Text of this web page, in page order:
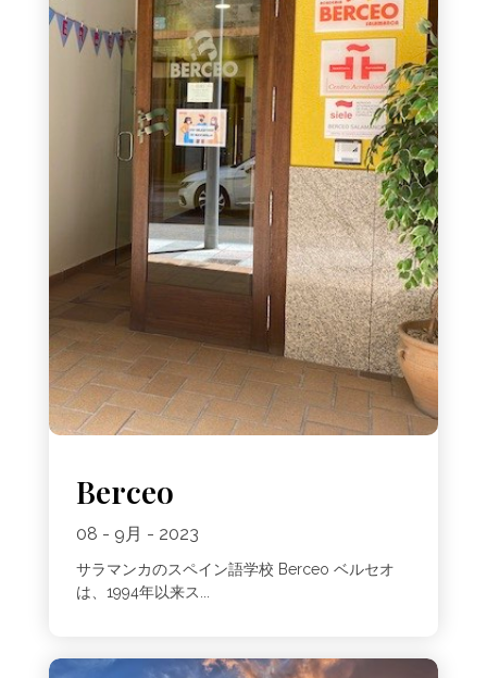
Berceo
08 - 9月 - 2023
サラマンカのスペイン語学校 Berceo ベルセオ
は、1994年以来ス...